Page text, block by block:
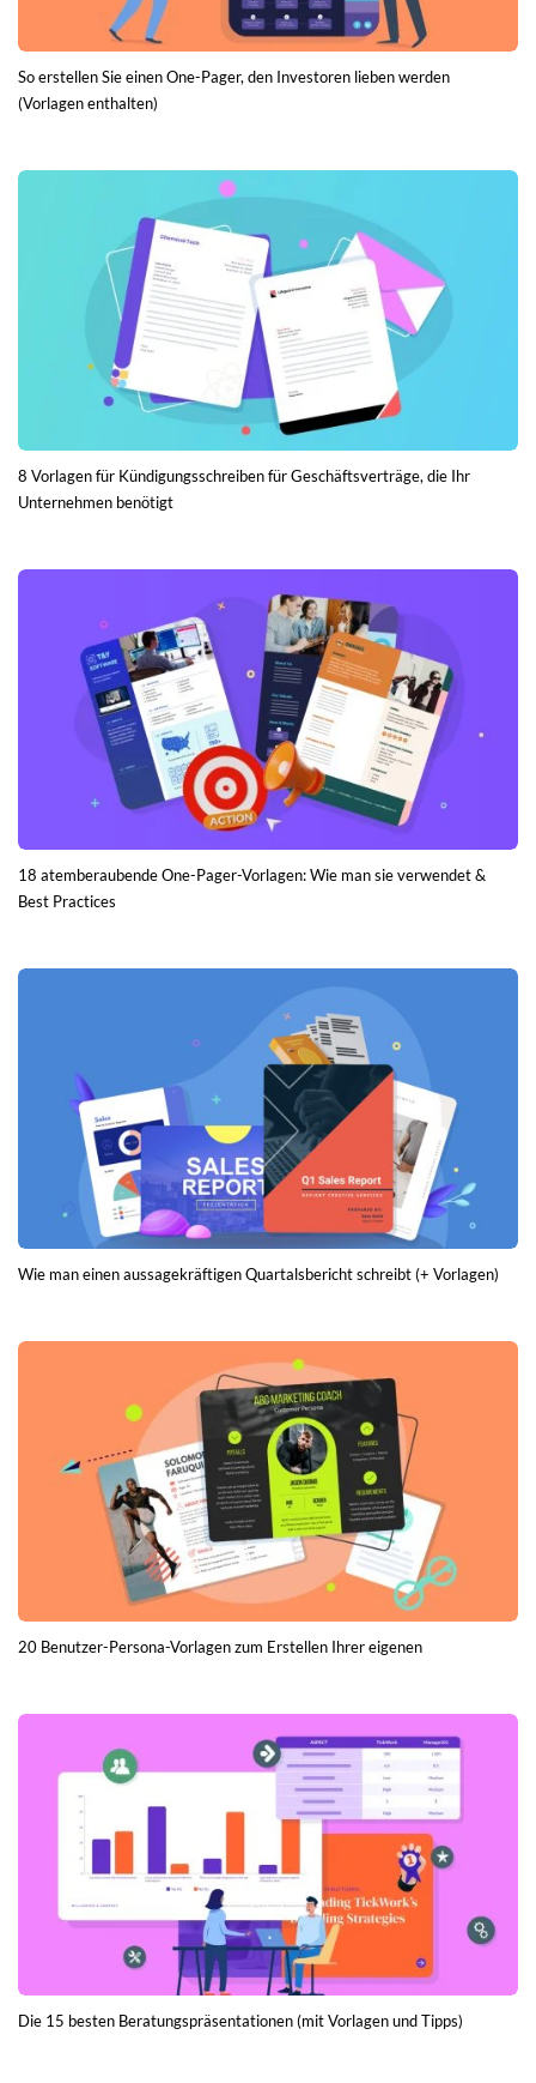
So erstellen Sie einen One-Pager, den Investoren lieben werden
(Vorlagen enthalten)
8 Vorlagen für Kündigungsschreiben für Geschäftsverträge, die Ihr
Unternehmen benötigt
18 atemberaubende One-Pager-Vorlagen: Wie man sie verwendet &
Best Practices
Wie man einen aussagekräftigen Quartalsbericht schreibt (+ Vorlagen)
20 Benutzer-Persona-Vorlagen zum Erstellen Ihrer eigenen
Die 15 besten Beratungspräsentationen (mit Vorlagen und Tipps)